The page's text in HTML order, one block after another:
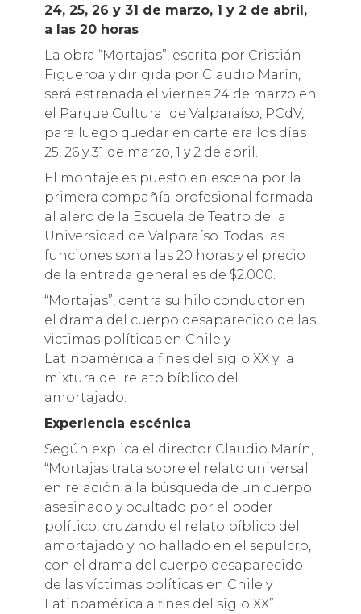
24, 25, 26 y 31 de marzo, 1 y 2 de abril,
a las 20 horas
La obra “Mortajas”, escrita por Cristián
Figueroa y dirigida por Claudio Marín,
será estrenada el viernes 24 de marzo en
el Parque Cultural de Valparaíso, PCdV,
para luego quedar en cartelera los días
25, 26 y 31 de marzo, 1 y 2 de abril.
El montaje es puesto en escena por la
primera compañía profesional formada
al alero de la Escuela de Teatro de la
Universidad de Valparaíso. Todas las
funciones son a las 20 horas y el precio
de la entrada general es de $2.000.
“Mortajas”, centra su hilo conductor en
el drama del cuerpo desaparecido de las
victimas políticas en Chile y
Latinoamérica a fines del siglo XX y la
mixtura del relato bíblico del
amortajado.
Experiencia escénica
Según explica el director Claudio Marín,
“Mortajas trata sobre el relato universal
en relación a la búsqueda de un cuerpo
asesinado y ocultado por el poder
político, cruzando el relato bíblico del
amortajado y no hallado en el sepulcro,
con el drama del cuerpo desaparecido
de las víctimas políticas en Chile y
Latinoamérica a fines del siglo XX”.